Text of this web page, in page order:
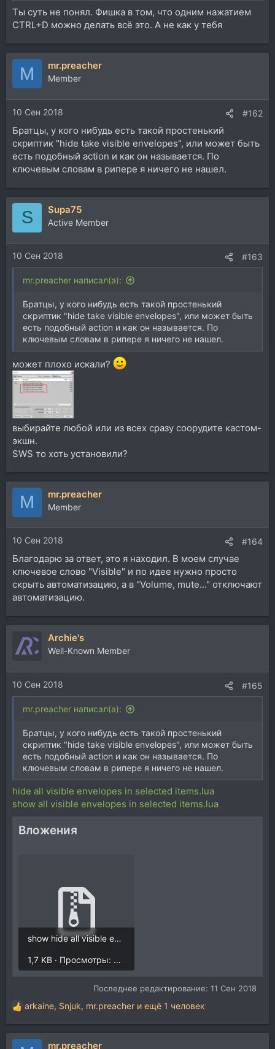
Ты суть не понял. Фишка в том, что одним нажатием
CTRL+D можно делать всё это. А не как у тебя
M mr.preacher
Member
10 Сен 2018 #162
Братцы, у кого нибудь есть такой простенький
скриптик "hide take visible envelopes", или может быть
есть подобный action и как он называется. По
ключевым словам в рипере я ничего не нашел.
S Supa75
Active Member
10 Сен 2018 #163
mr.preacher написал(а):
Братцы, у кого нибудь есть такой простенький
скриптик "hide take visible envelopes", или может быть
есть подобный action и как он называется. По
ключевым словам в рипере я ничего не нашел.
может плохо искали?
выбирайте любой или из всех сразу соорудите кастом-
экшн.
SWS то хоть установили?
M mr.preacher
Member
10 Сен 2018 #164
Благодарю за ответ, это я находил. В моем случае
ключевое слово "Visible" и по идее нужно просто
скрыть автоматизацию, а в "Volume, mute..." отключают
автоматизацию.
Archie's
Well-Known Member
10 Сен 2018 #165
mr.preacher написал(а):
Братцы, у кого нибудь есть такой простенький
скриптик "hide take visible envelopes", или может быть
есть подобный action и как он называется. По
ключевым словам в рипере я ничего не нашел.
hide all visible envelopes in selected items.lua
show all visible envelopes in selected items.lua
Вложения
show hide all visible envelopes in selected items.rar
1,7 KB · Просмотры: 515
Последнее редактирование: 11 Сен 2018
Р
е
а
arkaine, Snjuk, mr.preacher и ещё 1 человек
mr.preacher